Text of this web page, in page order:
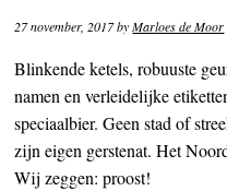
27 november, 2017byMarloes de Moor
Blinkende ketels, robuuste
namen en verleidelijke
speciaalbier. Geen stad of
zijn eigen gerstenat. Het
Wij zeggen: proost!